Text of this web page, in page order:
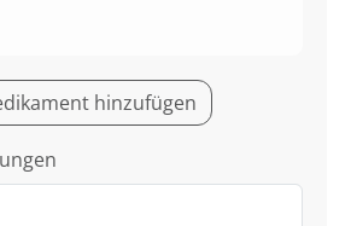
hinzufügen